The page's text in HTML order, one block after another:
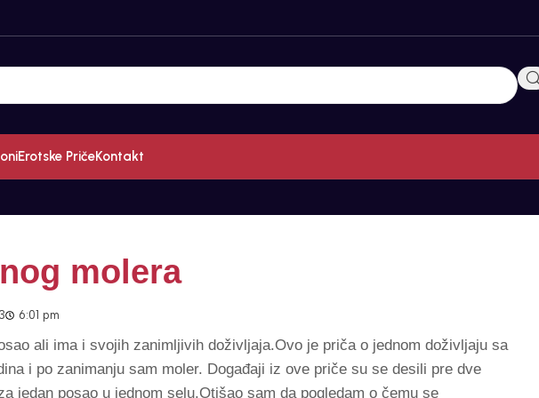
Erotske PričeKontakt
molera
6:01 pm
ali ima i svojih zanimljivih doživljaja.Ovo je priča o jednom doživljaju sa
i po zanimanju sam moler. Događaji iz ove priče su se desili pre dve
jedan posao u jednom selu.Otišao sam da pogledam o čemu se